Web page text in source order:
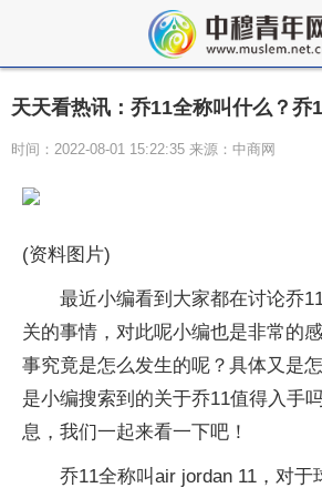
天天看热讯：乔11全称叫什么？乔
时间：2022-08-01 15:22:35 来源：中商网
(资料图片)
最近小编看到大家都在讨论乔
关的事情，对此呢小编也是非常的
事究竟是怎么发生的呢？具体又是
是小编搜索到的关于乔11值得入手
息，我们一起来看一下吧！
乔11全称叫air jordan 11，对于